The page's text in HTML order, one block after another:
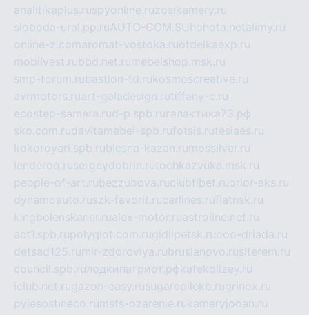
analitikaplus.ruspyonline.ruzosikamery.ru
sloboda-ural.pp.ruAUTO-COM.SU hohota.net alimy.ru
online-z.comaromat-vostoka.ruotdelkaexp.ru
mobilvest.rubbd.net.ru mebelshop.msk.ru
smp-forum.rubastion-td.rukosmoscreative.ru
avrmotors.ruart-galadesign.rutiffany-c.ru
ecostep-samara.rud-p.spb.ru галактика73.рф
sko.com.rudavitamebel-spb.rufotsis.rutesiaes.ru
kokoroyari.spb.rublesna-kazan.ru mossilver.ru
lenderoq.rusergeydobrin.rutochkazvuka.msk.ru
people-of-art.rubezzubova.ruclubtibet.ruorior-aks.ru
dynamoauto.ruszk-favorit.rucarlines.ruflatnsk.ru
kingbolenskaner.rualex-motor.ruastroline.net.ru
act1.spb.rupolyglot.com.rugidlipetsk.ruooo-driada.ru
detsad125.ru mir-zdoroviya.rubruslanovo.rusiterem.ru
council.spb.ruлодкипатриот.рфkafekolizey.ru
iclub.net.rugazon-easy.rusugarepilekb.rugrinox.ru
pylesostineco.ru msts-ozarenie.rukameryjooan.ru